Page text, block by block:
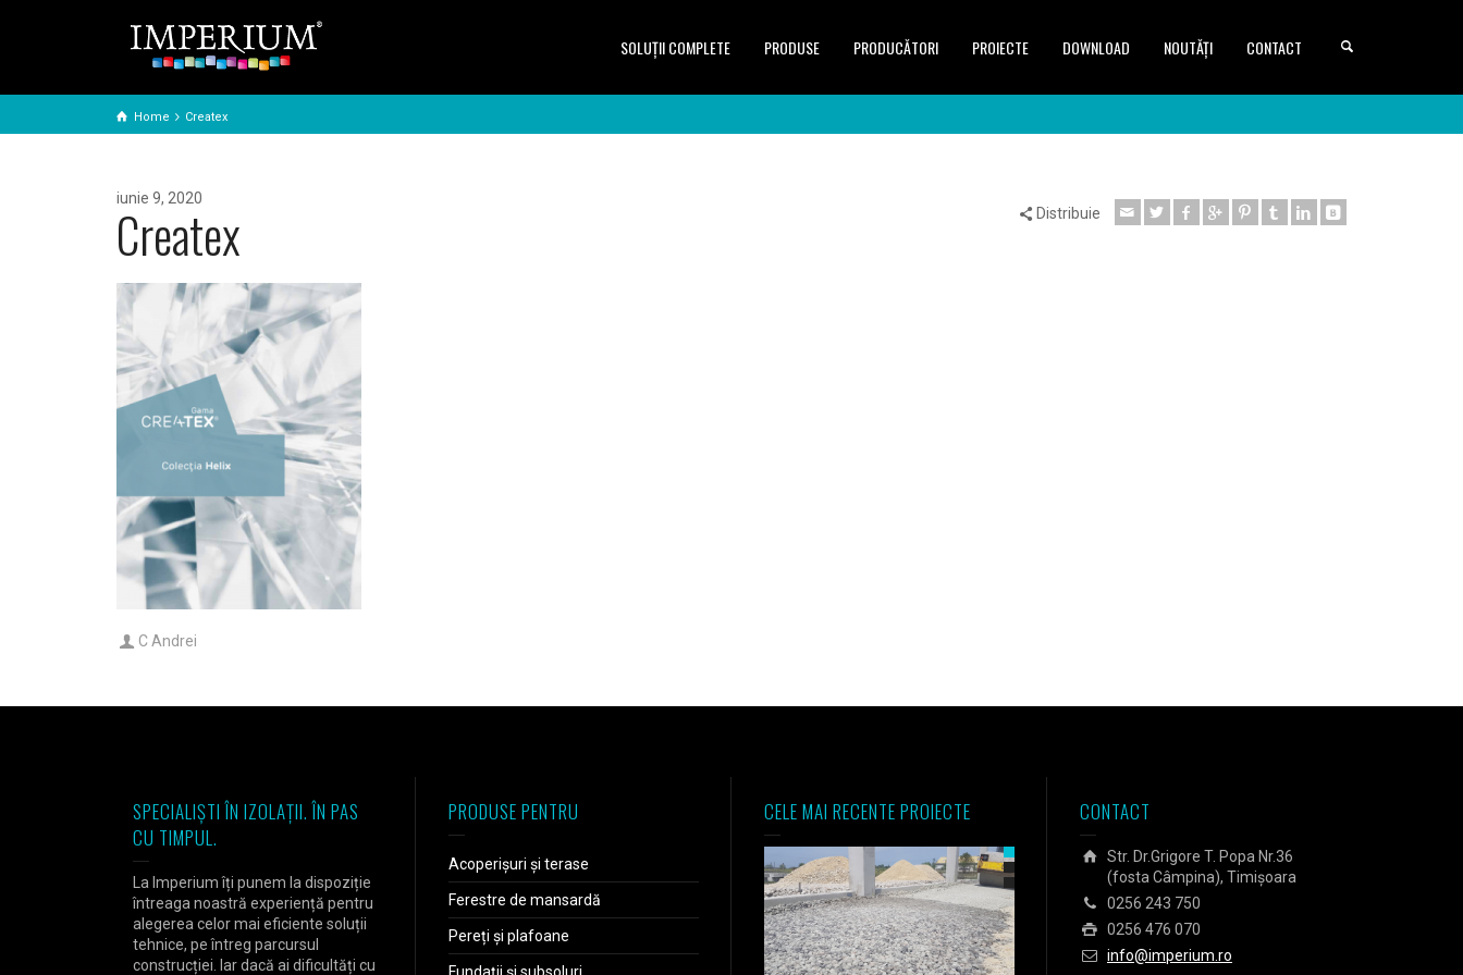
SOLUŢII COMPLETE PRODUSE PRODUCĂTORI PROIECTE DOWNLOAD NOUTĂȚI CONTACT
Home Createx
iunie 9, 2020
Createx Distribuie
C Andrei
SPECIALIȘTI ÎN IZOLAȚII. ÎN PAS
CU TIMPUL.
La Imperium îți punem la dispoziție
întreaga noastră experiență pentru
alegerea celor mai eficiente soluții
tehnice, pe întreg parcursul
construcției. Iar dacă ai dificultăți cu
PRODUSE PENTRU
Acoperișuri și terase
Ferestre de mansardă
Pereți și plafoane
CELE MAI RECENTE PROIECTE CONTACT
Str. Dr.Grigore T. Popa Nr.36
(fosta Câmpina), Timișoara
0256 243 750
0256 476 070
info@imperium.ro